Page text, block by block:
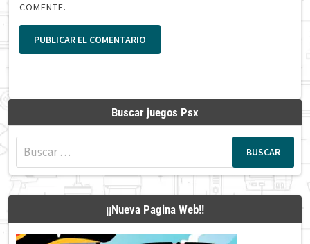
COMENTE.
Buscar juegos Psx
Buscar:
¡¡Nueva Pagina Web!!